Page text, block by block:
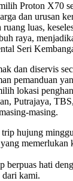
Proton X70
dan urusan
luas,
raya,
Seri
dan diservis
pemanduan
lokasi
Putrajaya,
masing.
hujung
memerlukan
berpuas hati
dari kami.